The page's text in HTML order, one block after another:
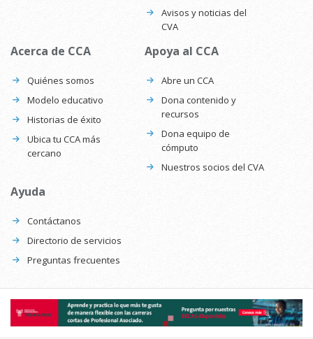
Avisos y noticias del
CVA
Acerca de CCA
Quiénes somos
Modelo educativo
Historias de éxito
Ubica tu CCA más
cercano
Apoya al CCA
Abre un CCA
Dona contenido y
recursos
Dona equipo de
cómputo
Nuestros socios del CVA
Ayuda
Contáctanos
Directorio de servicios
Preguntas frecuentes